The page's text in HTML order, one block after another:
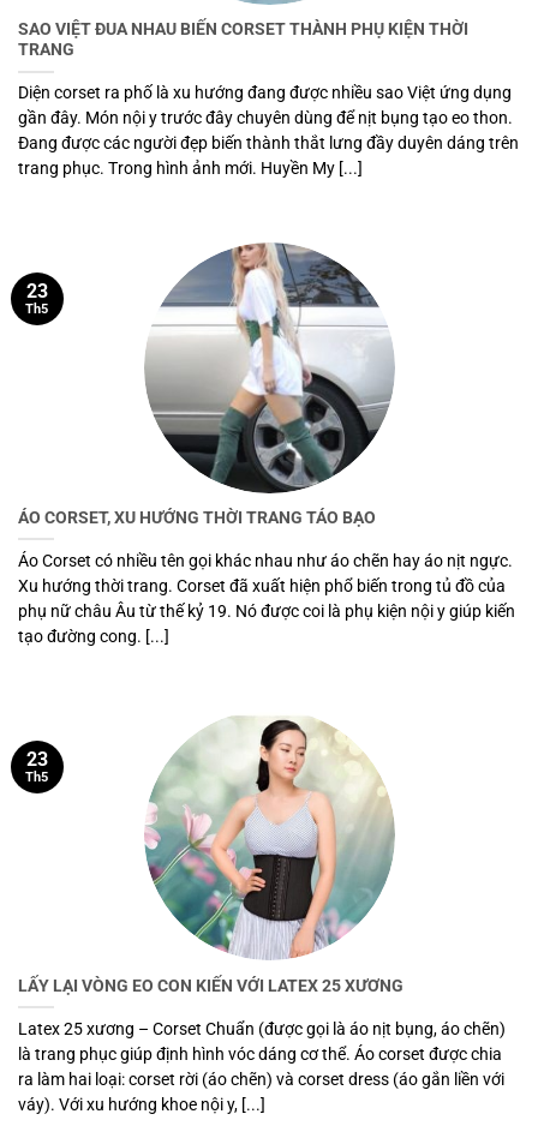
SAO VIỆT ĐUA NHAU BIẾN CORSET THÀNH PHỤ KIỆN THỜI
TRANG
Diện corset ra phố là xu hướng đang được nhiều sao Việt ứng dụng
gần đây. Món nội y trước đây chuyên dùng để nịt bụng tạo eo thon.
Đang được các người đẹp biến thành thắt lưng đầy duyên dáng trên
trang phục. Trong hình ảnh mới. Huyền My [...]
ÁO CORSET, XU HƯỚNG THỜI TRANG TÁO BẠO
Áo Corset có nhiều tên gọi khác nhau như áo chẽn hay áo nịt ngực.
Xu hướng thời trang. Corset đã xuất hiện phổ biến trong tủ đồ của
phụ nữ châu Âu từ thế kỷ 19. Nó được coi là phụ kiện nội y giúp kiến
tạo đường cong. [...]
23
Th5
LẤY LẠI VÒNG EO CON KIẾN VỚI LATEX 25 XƯƠNG
Latex 25 xương – Corset Chuẩn (được gọi là áo nịt bụng, áo chẽn)
là trang phục giúp định hình vóc dáng cơ thể. Áo corset được chia
ra làm hai loại: corset rời (áo chẽn) và corset dress (áo gắn liền với
váy). Với xu hướng khoe nội y, [...]
23
Th5